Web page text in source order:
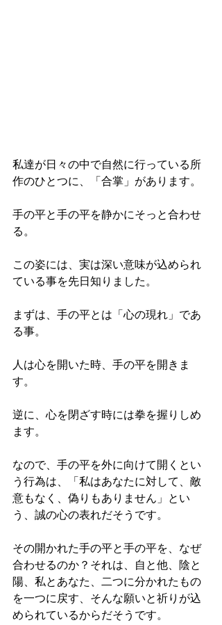
私達が日々の中で自然に行っている所
作のひとつに、「合掌」があります。
手の平と手の平を静かにそっと合わせ
る。
この姿には、実は深い意味が込められ
ている事を先日知りました。
まずは、手の平とは「心の現れ」であ
る事。
人は心を開いた時、手の平を開きま
す。
逆に、心を閉ざす時には拳を握りしめ
ます。
なので、手の平を外に向けて開くとい
う行為は、「私はあなたに対して、敵
意もなく、偽りもありません」とい
う、誠の心の表れだそうです。
その開かれた手の平と手の平を、なぜ
合わせるのか？それは、自と他、陰と
陽、私とあなた、二つに分かれたもの
を一つに戻す、そんな願いと祈りが込
められているからだそうです。